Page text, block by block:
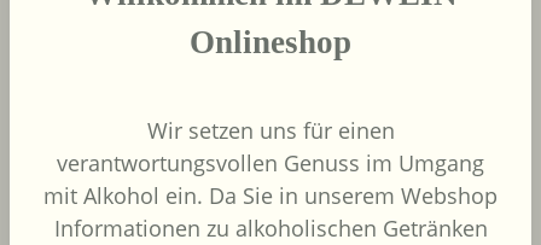
Regulärer Preis:
9,00 €
Inhalt:
(12,00 € / 1
Liter)UVP9,90 €
Onlineshop
Wir setzen uns für einen
verantwortungsvollen Genuss im Umgang
mit Alkohol ein. Da Sie in unserem Webshop
Informationen zu alkoholischen Getränken